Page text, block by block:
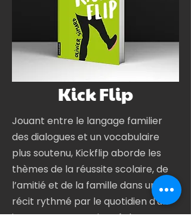
Kick Flip
Jouant entre le langage familier
des dialogues et un vocabulaire
plus soutenu, Kickflip aborde les
thèmes de la réussite scolaire, de
l’amitié et de la famille dans un
récit rythmé par le quotidien d'un